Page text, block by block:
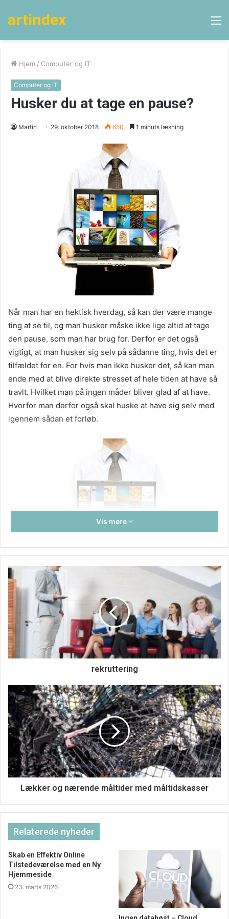
artindex
Hjem / Computer og IT
Computer og IT
Husker du at tage en pause?
Martin 29. oktober 2018 650 1 minuts læsning
Når man har en hektisk hverdag, så kan der være mange
ting at se til, og man husker måske ikke lige altid at tage
den pause, som man har brug for. Derfor er det også
vigtigt, at man husker sig selv på sådanne ting, hvis det er
tilfældet for en. For hvis man ikke husker det, så kan man
ende med at blive direkte stresset af hele tiden at have så
travlt. Hvilket man på ingen måder bliver glad af at have.
Hvorfor man derfor også skal huske at have sig selv med
igennem sådan et forløb.
Lav nogle nemme huskeregler som du
kan efterleve
Men for at det ikke skal blive alt for teknisk for en. Så kan
det være en god ide, at lave en eller anden form for
huskeregel, som man kan benytte sig af. Det gør det
ting, man skal have med i den ligning. Men også hvornår
det er man skal være obs på at tage de pauser, som der
skal til.
Vis mere
rekruttering
Lækker og nærende måltider med måltidskasser
Relaterede nyheder
Skab en Effektiv Online
Tilstedeværelse med en Ny
Hjemmeside
23. marts 2026